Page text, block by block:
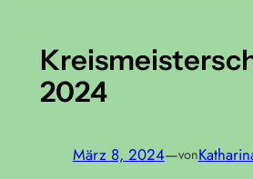
2024
März 8, 2024—von